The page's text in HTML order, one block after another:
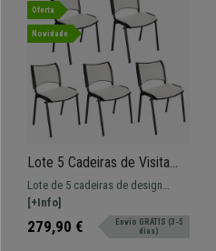
Oferta
Novidade
Lote 5 Cadeiras de Visita
ROMEL PELE, Prática e
Empilhável, Pernas Pretas,
Lote de 5 cadeiras de design
prático e versátil ROMEL.
Confortável, resistente e com
design moderno.
[+Info]
279,90 €
Envio GRÁTIS (3-5
dias)